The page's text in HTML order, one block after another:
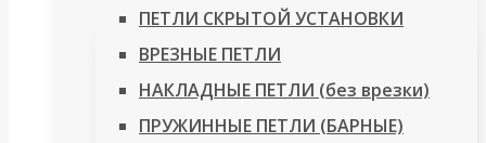
ПЕТЛИ СКРЫТОЙ УСТАНОВКИ
ВРЕЗНЫЕ ПЕТЛИ
НАКЛАДНЫЕ ПЕТЛИ (без врезки)
ПРУЖИННЫЕ ПЕТЛИ (БАРНЫЕ)